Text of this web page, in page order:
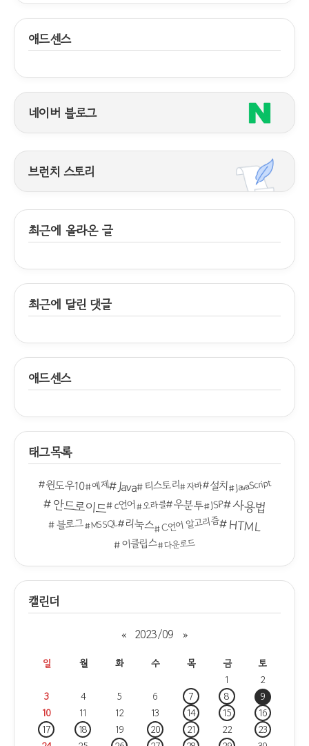
애드센스
네이버 블로그
브런치 스토리
최근에 올라온 글
최근에 달린 댓글
애드센스
태그목록
윈도우10 예제 Java 티스토리 자바 설치 JavaScript
안드로이드 c언어 오라클 우분투 JSP 사용법
블로그 MSSQL 리눅스 C언어 알고리즘 HTML
이클립스 다운로드
캘린더
« 2023/09 »
일 월 화 수 목 금
토
1
2
3
4 5 6 7 8
9
10
11 12 13 14 15
16
17
18 19 20 21 22
23